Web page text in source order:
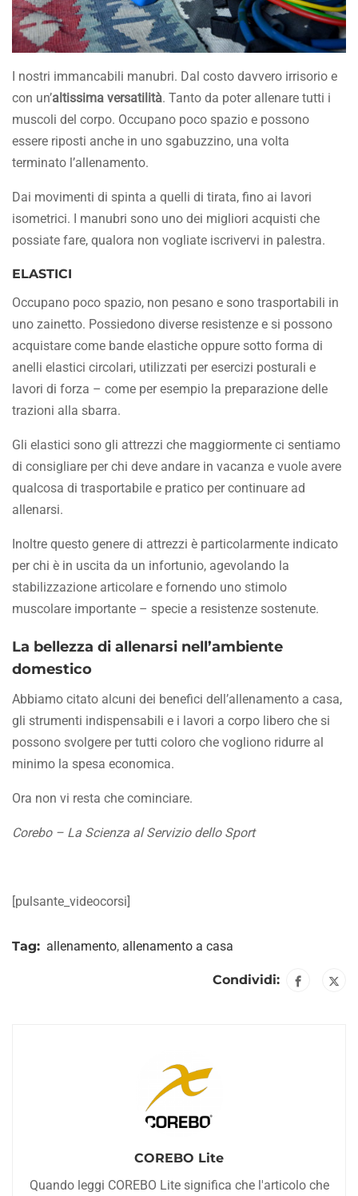
I nostri immancabili manubri. Dal costo davvero irrisorio e
con un’altissima versatilità. Tanto da poter allenare tutti i
muscoli del corpo. Occupano poco spazio e possono
essere riposti anche in uno sgabuzzino, una volta
terminato l’allenamento.
Dai movimenti di spinta a quelli di tirata, fino ai lavori
isometrici. I manubri sono uno dei migliori acquisti che
possiate fare, qualora non vogliate iscrivervi in palestra.
ELASTICI
Occupano poco spazio, non pesano e sono trasportabili in
uno zainetto. Possiedono diverse resistenze e si possono
acquistare come bande elastiche oppure sotto forma di
anelli elastici circolari, utilizzati per esercizi posturali e
lavori di forza – come per esempio la preparazione delle
trazioni alla sbarra.
Gli elastici sono gli attrezzi che maggiormente ci sentiamo
di consigliare per chi deve andare in vacanza e vuole avere
qualcosa di trasportabile e pratico per continuare ad
allenarsi.
Inoltre questo genere di attrezzi è particolarmente indicato
per chi è in uscita da un infortunio, agevolando la
stabilizzazione articolare e fornendo uno stimolo
muscolare importante – specie a resistenze sostenute.
La bellezza di allenarsi nell’ambiente
domestico
Abbiamo citato alcuni dei benefici dell’allenamento a casa,
gli strumenti indispensabili e i lavori a corpo libero che si
possono svolgere per tutti coloro che vogliono ridurre al
minimo la spesa economica.
Ora non vi resta che cominciare.
Corebo – La Scienza al Servizio dello Sport
[pulsante_videocorsi]
Tag: allenamento, allenamento a casa
Condividi:
COREBO Lite
Quando leggi COREBO Lite significa che l'articolo che